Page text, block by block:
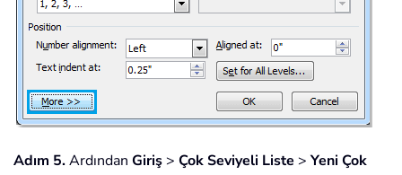
Adım 5.Ardından Giriş > Çok Seviyeli Liste > Yeni Çok